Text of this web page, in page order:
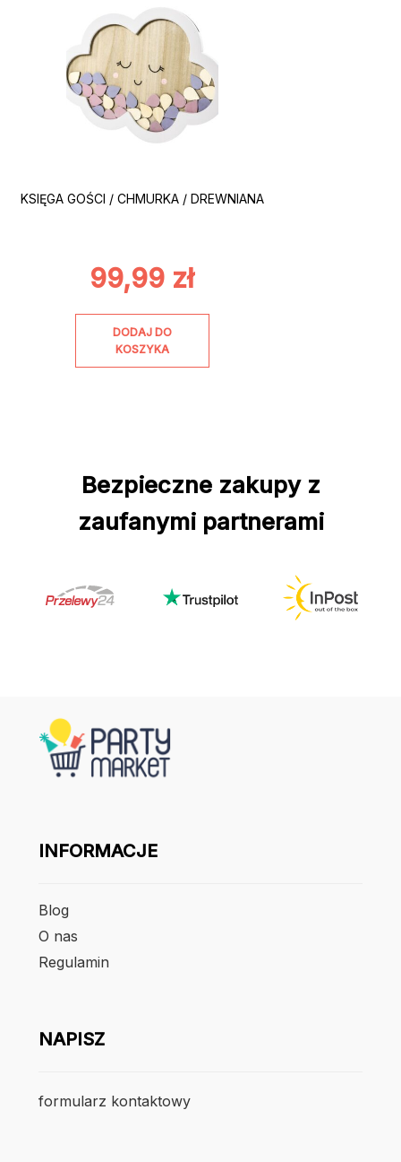
KSIĘGA GOŚCI / CHMURKA / DREWNIANA
99,99 zł
DODAJ DO
KOSZYKA
Bezpieczne zakupy z
zaufanymi partnerami
INFORMACJE
Blog
O nas
Regulamin
NAPISZ
formularz kontaktowy